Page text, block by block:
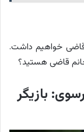
قاضی خواهیم داشت.
قاضی هستید؟
بازیگر